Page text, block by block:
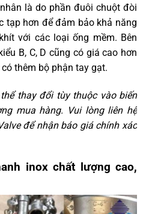
là do phần đuôi chuột đòi
tạp hơn để đảm bảo khả năng
với các loại ống mềm. Bên
B, C, D cũng có giá cao hơn
thêm bộ phận tay gạt.
thay đổi tùy thuộc vào biến
mua hàng. Vui lòng liên hệ
để nhận báo giá chính xác
inox chất lượng cao,